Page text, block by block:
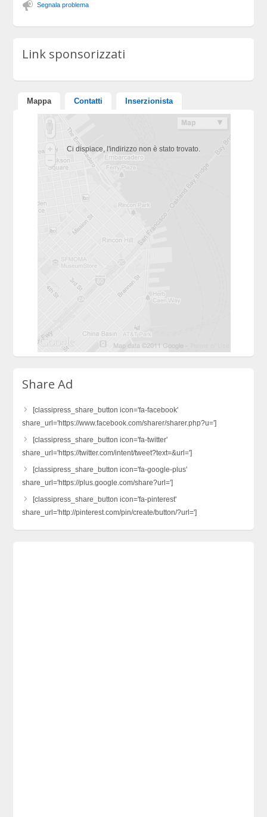
Segnala problema
Link sponsorizzati
Mappa Contatti Inserzionista
Ci dispiace, l'indirizzo non è stato trovato.
Share Ad
[classipress_share_button icon='fa-facebook'
share_url='https://www.facebook.com/sharer/sharer.php?u=']
[classipress_share_button icon='fa-twitter'
share_url='https://twitter.com/intent/tweet?text=&url=']
[classipress_share_button icon='fa-google-plus'
share_url='https://plus.google.com/share?url=']
[classipress_share_button icon='fa-pinterest'
share_url='http://pinterest.com/pin/create/button/?url=']